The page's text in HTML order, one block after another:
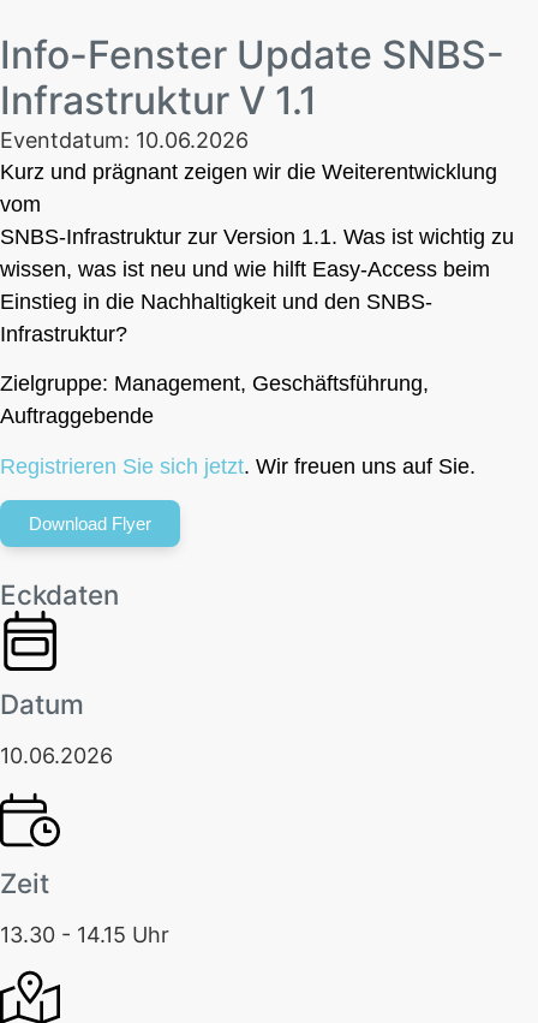
Info-Fenster Update SNBS-
Infrastruktur V 1.1
Eventdatum: 10.06.2026
Kurz und prägnant zeigen wir die Weiterentwicklung
vom
SNBS-Infrastruktur zur Version 1.1. Was ist wichtig zu
wissen, was ist neu und wie hilft Easy-Access beim
Einstieg in die Nachhaltigkeit und den SNBS-
Infrastruktur?
Zielgruppe: Management, Geschäftsführung,
Auftraggebende
Registrieren Sie sich jetzt. Wir freuen uns auf Sie.
Download Flyer
Eckdaten
Datum
10.06.2026
Zeit
13.30 - 14.15 Uhr